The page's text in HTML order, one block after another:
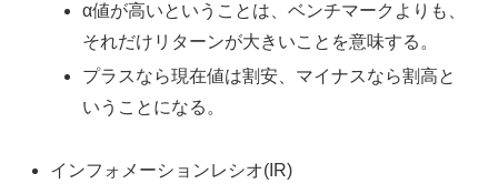
α値が高いということは、ベンチマークよりも、
それだけリターンが大きいことを意味する。
プラスなら現在値は割安、マイナスなら割高と
いうことになる。
インフォメーションレシオ(IR)